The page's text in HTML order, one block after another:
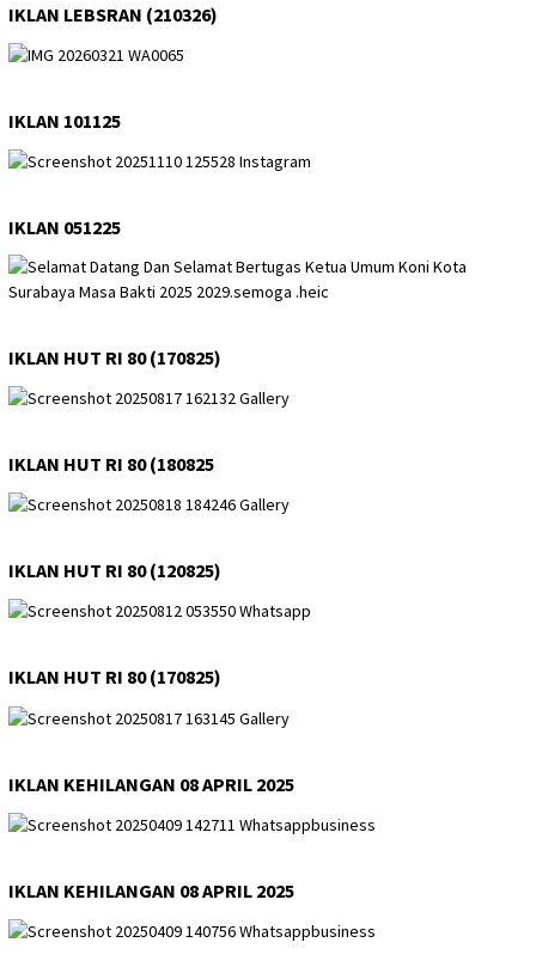
IKLAN LEBSRAN (210326)
IKLAN 101125
IKLAN 051225
IKLAN HUT RI 80 (170825)
IKLAN HUT RI 80 (180825
IKLAN HUT RI 80 (120825)
IKLAN HUT RI 80 (170825)
IKLAN KEHILANGAN 08 APRIL 2025
IKLAN KEHILANGAN 08 APRIL 2025